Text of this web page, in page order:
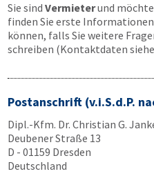
Sie sind Vermieterund
finden Sie erste
können, falls Sie weitere
schreiben (Kontaktdaten
Postanschrift (v.i.S.d.P.
Dipl.-Kfm. Dr. Christian G.
Deubener Straße 13
D - 01159 Dresden
Deutschland